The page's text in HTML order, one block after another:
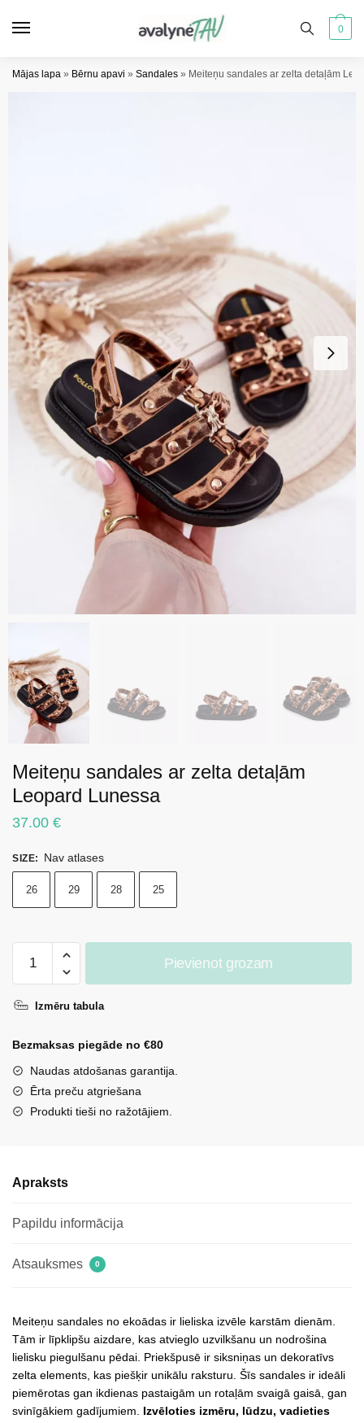
0
Mājas lapa » Bērnu apavi » Sandales » Meiteņu sandales ar zelta detaļām
Meiteņu sandales ar zelta detaļām
Leopard Lunessa
37.00 €
SIZE: Nav atlases
26 29 28 25
sandales
zelta
Leopard
Lunessa
daudzums
Pievienot grozam
Izmēru tabula
Bezmaksas piegāde no €80
Naudas atdošanas garantija.
Ērta preču atgriešana
Produkti tieši no ražotājiem.
Apraksts
Papildu informācija
Atsauksmes 0
Meiteņu sandales no ekoādas ir lieliska izvēle karstām dienām.
Tām ir līpklipšu aizdare, kas atvieglo uzvilkšanu un nodrošina
lielisku piegulšanu pēdai. Priekšpusē ir siksniņas un dekoratīvs
zelta elements, kas piešķir unikālu raksturu. Šīs sandales ir ideāli
piemērotas gan ikdienas pastaigām un rotaļām svaigā gaisā, gan
svinīgākiem gadījumiem. Izvēloties izmēru, lūdzu, vadieties